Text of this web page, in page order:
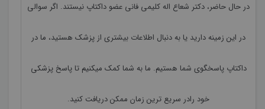
در حال حاضر، دکتر شعاع اله کلیمی فانی عضو داکتاپ نیستند. اگر سوالی
در این زمینه دارید یا به دنبال اطلاعات بیشتری از پزشک هستید، ما در
داکتاپ پاسخگوی شما هستیم. ما به شما کمک میکنیم تا پاسخ پزشکی
خود رادر سریع ترین زمان ممکن دریافت کنید.